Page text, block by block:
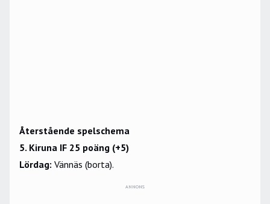
Återstående spelschema
5. Kiruna IF 25 poäng (+5)
Lördag: Vännäs (borta).
ANNONS